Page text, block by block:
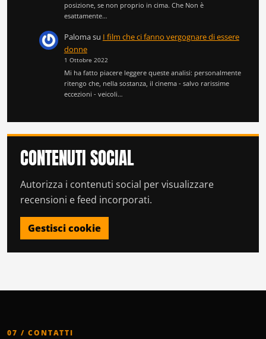
posizione, se non proprio in cima. Che Non è
esattamente…
Palomasu I film che ci fanno vergognare di essere
donne
1 Ottobre 2022
Mi ha fatto piacere leggere queste analisi: personalmente
ritengo che, nella sostanza, il cinema - salvo rarissime
eccezioni - veicoli…
CONTENUTI SOCIAL
Autorizza i contenuti social per visualizzare
recensioni e feed incorporati.
Gestisci cookie
07 / CONTATTI